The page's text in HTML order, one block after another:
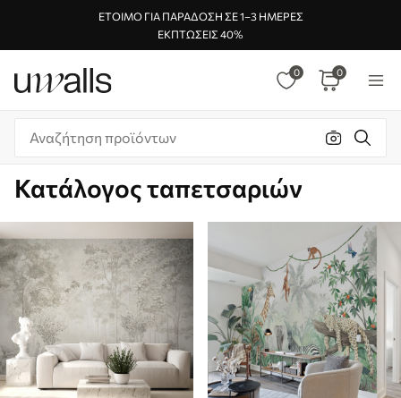
ΈΤΟΙΜΟ ΓΙΑ ΠΑΡΆΔΟΣΗ ΣΕ 1–3 ΗΜΈΡΕΣ
ΕΚΠΤΏΣΕΙΣ 40%
0 0
Κατάλογος ταπετσαριών